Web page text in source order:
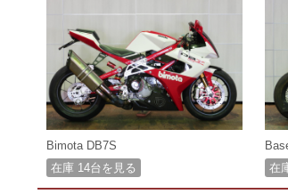
Bimota DB7S
在庫 14台を見る
在